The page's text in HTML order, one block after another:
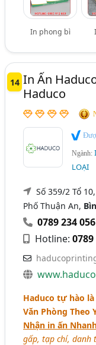
In phong bì
14 In Ấn
Haduco
Ngành:
LOẠI
Số 359/2 Tổ
Phố Thuận An,
0789 234 056
Hotline:0789
Haduco tự hào
Văn Phòng Theo
Nhận in ấn
gấp, tạp chí, danh